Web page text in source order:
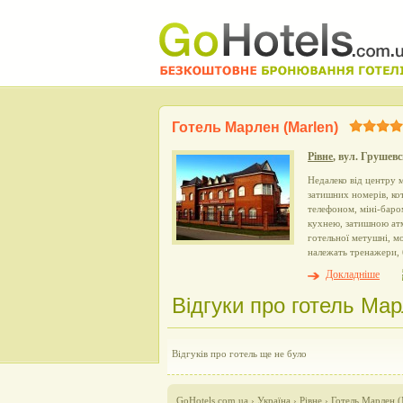
Готель Марлен (Marlen)
Рівне, вул.
Недалеко від центру
затишних номерів,
телефоном, міні-
кухнею, затишною
готельної метушні,
належать тренажери,
Докладніше
Відгуки про готель
Відгуків про готель ще не було
GoHotels.com.ua › Україна › Рівне › Готель Марлен